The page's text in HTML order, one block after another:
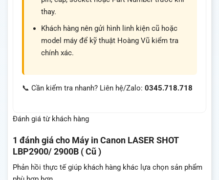
thay.
Khách hàng nên gửi hình linh kiện cũ hoặc
model máy để kỹ thuật Hoàng Vũ kiểm tra
chính xác.
📞 Cần kiểm tra nhanh? Liên hệ/Zalo: 0345.718.718
Đánh giá từ khách hàng
1 đánh giá cho Máy in Canon LASER SHOT
LBP2900/ 2900B ( Cũ )
Phản hồi thực tế giúp khách hàng khác lựa chọn sản phẩm